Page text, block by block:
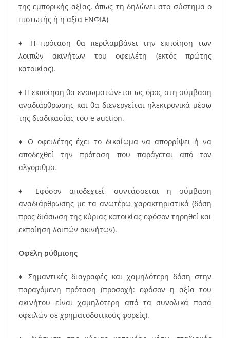
της εμπορικής αξίας, όπως τη δηλώνει στο σύστημα ο
πιστωτής ή η αξία ΕΝΦΙΑ)
♦ Η πρόταση θα περιλαμβάνει την εκποίηση των
λοιπών ακινήτων του οφειλέτη (εκτός πρώτης
κατοικίας).
♦ Η εκποίηση θα ενσωματώνεται ως όρος στη σύμβαση
αναδιάρθρωσης και θα διενεργείται ηλεκτρονικά μέσω
της διαδικασίας του e auction.
♦ Ο οφειλέτης έχει το δικαίωμα να απορρίψει ή να
αποδεχθεί την πρόταση που παράγεται από τον
αλγόριθμο.
♦ Εφόσον αποδεχτεί, συντάσσεται η σύμβαση
αναδιάρθρωσης με τα ανωτέρω χαρακτηριστικά (δόση
προς διάσωση της κύριας κατοικίας εφόσον τηρηθεί και
εκποίηση λοιπών ακινήτων).
Οφέλη ρύθμισης
♦ Σημαντικές διαγραφές και χαμηλότερη δόση στην
παραγόμενη πρόταση (προσοχή: εφόσον η αξία του
ακινήτου είναι χαμηλότερη από τα συνολικά ποσά
οφειλών σε χρηματοδοτικούς φορείς).